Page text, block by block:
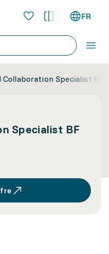
FR
Specialist BF
Specialist BF